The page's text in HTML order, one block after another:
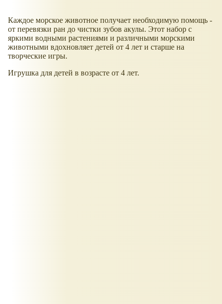
Каждое морское животное получает необходимую помощь -
от перевязки ран до чистки зубов акулы. Этот набор с
яркими водными растениями и различными морскими
животными вдохновляет детей от 4 лет и старше на
творческие игры.
Игрушка для детей в возрасте от 4 лет.